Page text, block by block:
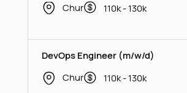
Chur
110k - 130k
DevOps Engineer (m/w/d)
Chur
110k - 130k